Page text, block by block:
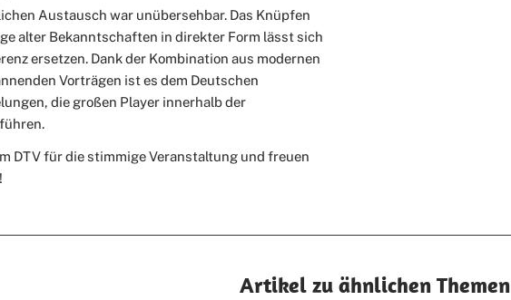
Austausch war unübersehbar. Das Knüpfen
alter Bekanntschaften in direkter Form lässt sich
ersetzen. Dank der Kombination aus modernen
Vorträgen ist es dem Deutschen
die großen Player innerhalb der
DTV für die stimmige Veranstaltung und freuen
Artikel zu ähnlichen Themen